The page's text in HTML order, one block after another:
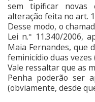
sem tipificar novas
alteração feita no art.
Desse modo, o
Lei n.° 11.340/2006,
Maia Fernandes, que
feminicídio duas vezes
Vale ressaltar que as
Penha poderão ser
(obviamente, desde